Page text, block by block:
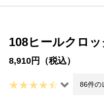
108ヒールクロ
8,910円（税込）
86件の